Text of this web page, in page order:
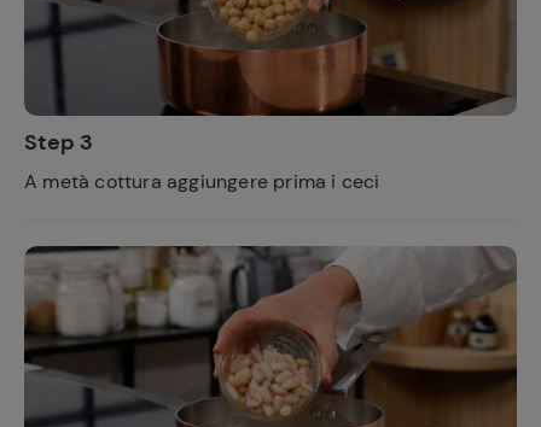
Step 3
A metà cottura aggiungere prima i ceci